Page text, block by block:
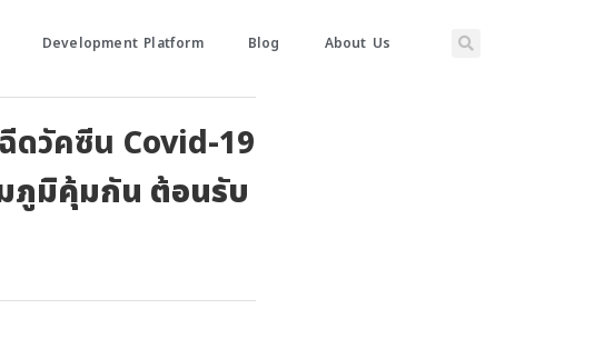
Development Platform Blog About Us
ดวัคซีน Covid-19
ภูมิคุ้มกัน ต้อนรับ